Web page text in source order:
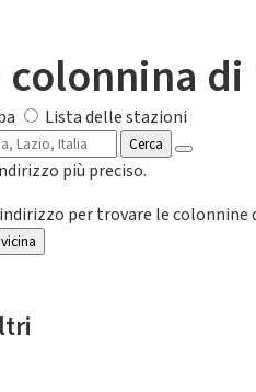
colonnina
Lista delle stazioni
Cerca
più preciso.
per trovare le colonnine